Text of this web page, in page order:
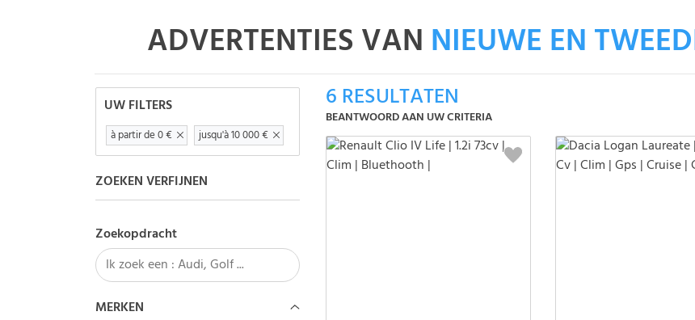
ADVERTENTIES VAN NIEUWE EN
UW FILTERS
à partir de 0 € jusqu'à 10 000 €
ZOEKEN VERFIJNEN
Zoekopdracht
MERKEN
6 RESULTATEN
BEANTWOORD AAN UW CRITERIA